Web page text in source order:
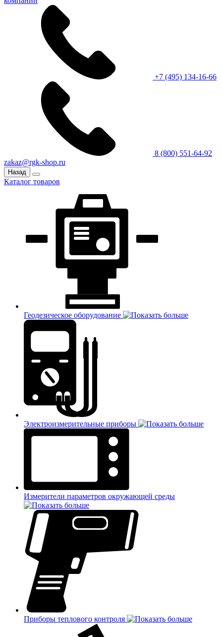
+7 (495) 134-16-66
8 (800) 551-64-92
zakaz@rgk-shop.ru
Назад
Каталог товаров
Геодезическое оборудование
Электроизмерительные приборы
Измерители параметров окружающей среды
Приборы теплового контроля